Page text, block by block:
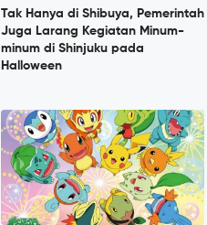
Tak Hanya di Shibuya, Pemerintah
Juga Larang Kegiatan Minum-
minum di Shinjuku pada
Halloween